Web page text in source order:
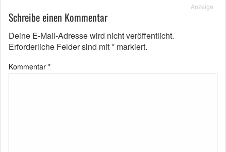
Anzeige
Schreibe einen Kommentar
Deine E-Mail-Adresse wird nicht veröffentlicht.
Erforderliche Felder sind mit* markiert.
Kommentar *